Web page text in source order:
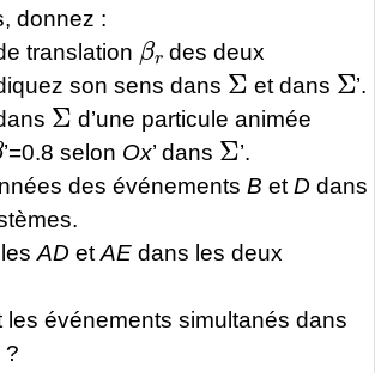
donnez :
translation
β
des deux
son sens dans
Σ
et dans
Σ
’.
Σ
d’une particule animée
’=0.8 selon Ox’ dans
Σ
’.
des événements B etD dans
AD etAE dans les deux
les événements simultanés dans
?